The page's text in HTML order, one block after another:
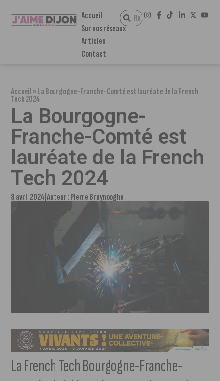
Accueil
Sur nos réseaux
Articles
Contact
Accueil»La Bourgogne-Franche-Comté est lauréate de la French
Tech 2024
La Bourgogne-
Franche-Comté est
lauréate de la French
Tech 2024
8 avril 2024 Auteur :Pierre Bruynooghe
La French Tech Bourgogne-Franche-